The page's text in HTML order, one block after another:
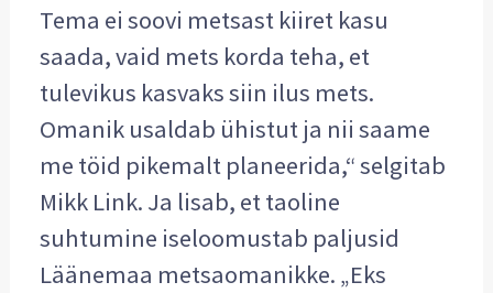
Tema ei soovi metsast kiiret kasu
saada, vaid mets korda teha, et
tulevikus kasvaks siin ilus mets.
Omanik usaldab ühistut ja nii saame
me töid pikemalt planeerida,“ selgitab
Mikk Link. Ja lisab, et taoline
suhtumine iseloomustab paljusid
Läänemaa metsaomanikke. „Eks